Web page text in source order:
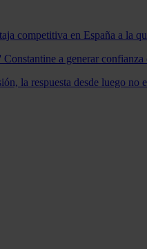
competitiva en España a la
a generar confianza
la respuesta desde luego no